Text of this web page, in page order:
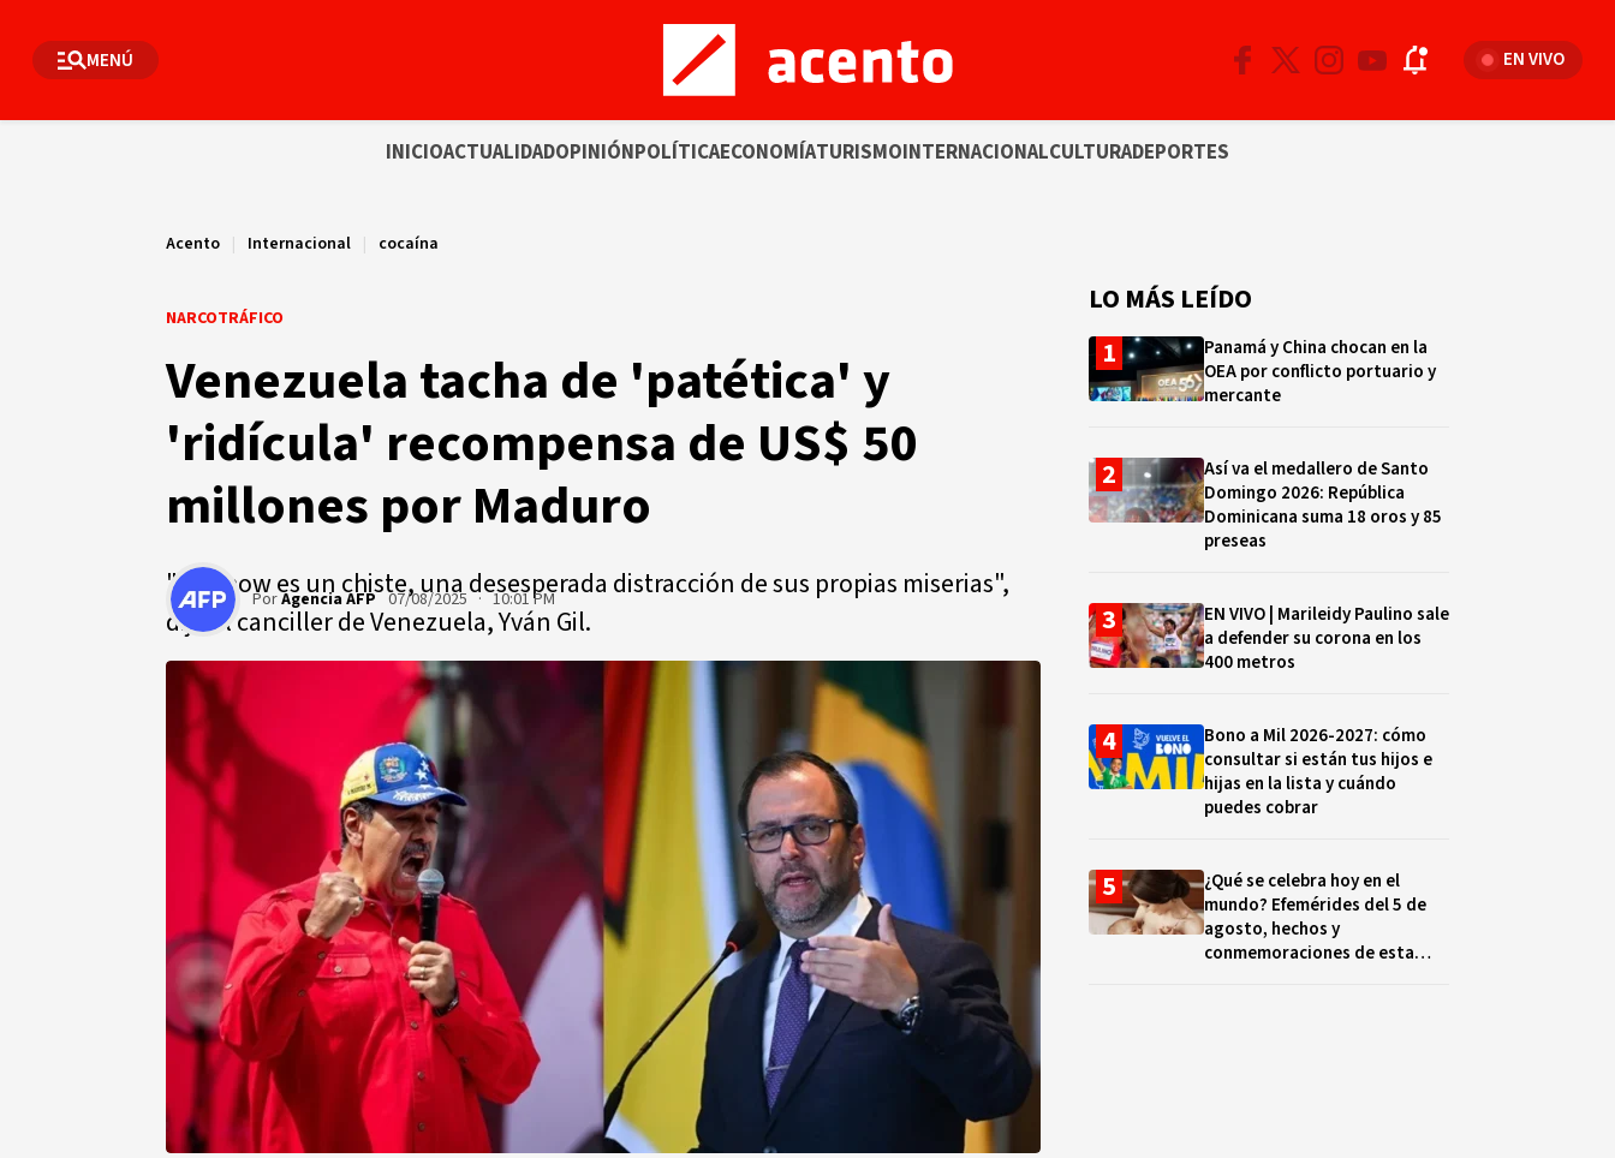
MENÚ EN VIVO
INICIOACTUALIDADOPINIÓNPOLÍTICAECONOMÍATURISMOINTERNACIONALCULTURADEPORTES
Acento | Internacional | cocaína
NARCOTRÁFICO
Venezuela tacha de 'patética' y
'ridícula' recompensa de US$ 50
millones por Maduro
"Su show es un chiste, una desesperada distracción de sus propias miserias",
dijo el canciller de Venezuela, Yván Gil.
PorAgencia AFP 07/08/2025 · 10:01 PM
LO MÁS LEÍDO
Panamá y China chocan en la
OEA por conflicto portuario y
mercante
Así va el medallero de Santo
Domingo 2026: República
Dominicana suma 18 oros y 85
preseas
EN VIVO | Marileidy Paulino sale
a defender su corona en los
400 metros
Bono a Mil 2026-2027: cómo
consultar si están tus hijos e
hijas en la lista y cuándo
puedes cobrar
¿Qué se celebra hoy en el
mundo? Efemérides del 5 de
agosto, hechos y
conmemoraciones de esta